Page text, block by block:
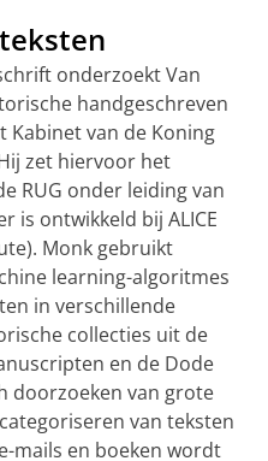
onderzoekt Van
handgeschreven
van de Koning
zet hiervoor het
RUG onder leiding van
is ontwikkeld bij ALICE
Monk gebruikt
learning-algoritmes
in verschillende
collecties uit de
en de Dode
doorzoeken van grote
van teksten
mails en boeken wordt